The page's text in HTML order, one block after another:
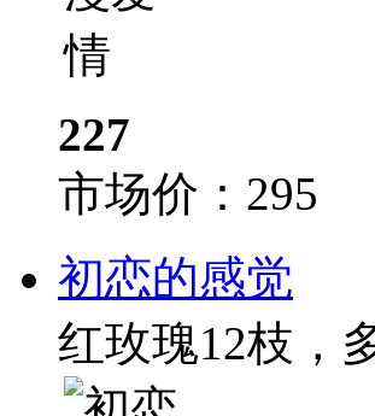
227
市场价： 295
初恋的感觉
红玫瑰12枝，